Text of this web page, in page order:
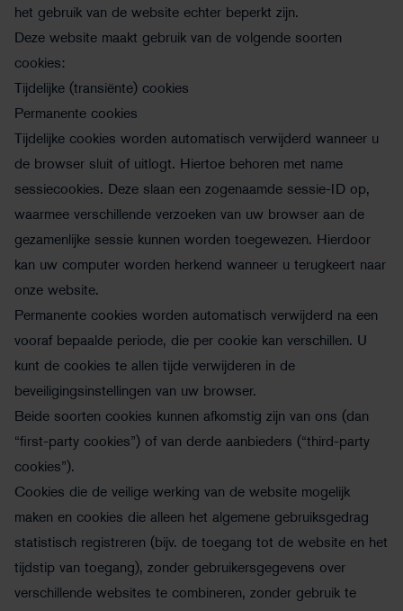
het gebruik van de website echter beperkt zijn.
Deze website maakt gebruik van de volgende soorten
cookies:
Tijdelijke (transiënte) cookies
Permanente cookies
Tijdelijke cookies worden automatisch verwijderd wanneer u
de browser sluit of uitlogt. Hiertoe behoren met name
sessiecookies. Deze slaan een zogenaamde sessie-ID op,
waarmee verschillende verzoeken van uw browser aan de
gezamenlijke sessie kunnen worden toegewezen. Hierdoor
kan uw computer worden herkend wanneer u terugkeert naar
onze website.
Permanente cookies worden automatisch verwijderd na een
vooraf bepaalde periode, die per cookie kan verschillen. U
kunt de cookies te allen tijde verwijderen in de
beveiligingsinstellingen van uw browser.
Beide soorten cookies kunnen afkomstig zijn van ons (dan
“first-party cookies”) of van derde aanbieders (“third-party
cookies”).
Cookies die de veilige werking van de website mogelijk
maken en cookies die alleen het algemene gebruiksgedrag
statistisch registreren (bijv. de toegang tot de website en het
tijdstip van toegang), zonder gebruikersgegevens over
verschillende websites te combineren, zonder gebruik te